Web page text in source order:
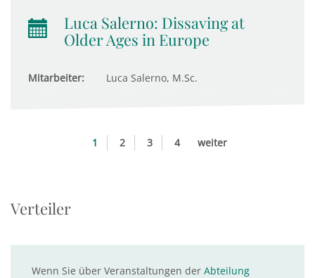
Luca Salerno: Dissaving at
Older Ages in Europe
Mitarbeiter: Luca Salerno, M.Sc.
1 2 3 4 weiter
Verteiler
Wenn Sie über Veranstaltungen der Abteilung